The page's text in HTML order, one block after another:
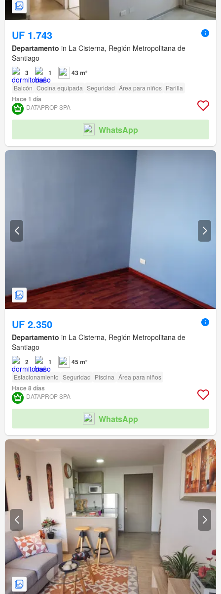
UF 1.743
Departamento in La Cisterna, Región Metropolitana de
Santiago
3 1 43 m²
Balcón Cocina equipada Seguridad Área para niños Parilla
Hace 1 día
DATAPROP SPA
WhatsApp
UF 2.350
Departamento in La Cisterna, Región Metropolitana de
Santiago
2 1 45 m²
Estacionamiento Seguridad Piscina Área para niños
Hace 8 días
DATAPROP SPA
WhatsApp